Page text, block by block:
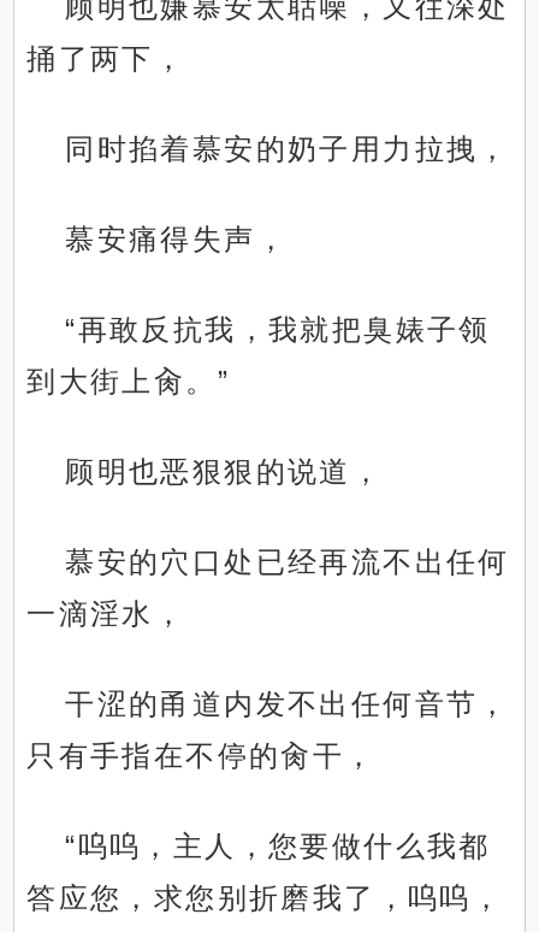
顾明也嫌慕安太聒噪，又往深处
捅了两下，
同时掐着慕安的奶子用力拉拽，
慕安痛得失声，
“再敢反抗我，我就把臭婊子领
到大街上肏。”
顾明也恶狠狠的说道，
慕安的穴口处已经再流不出任何
一滴淫水，
干涩的甬道内发不出任何音节，
只有手指在不停的肏干，
“呜呜，主人，您要做什么我都
答应您，求您别折磨我了，呜呜，